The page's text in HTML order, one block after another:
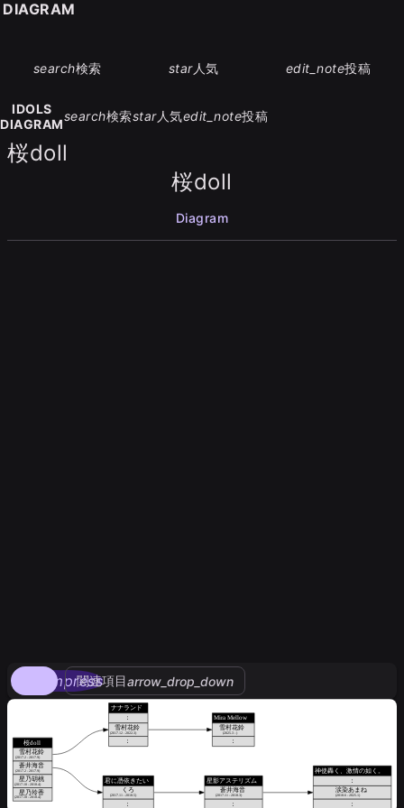
search検索 star人気 edit_note投稿
IDOLS
DIAGRAM
search検索star人気edit_note投稿
桜doll
桜doll
Diagram
compress
関連項目arrow_drop_down